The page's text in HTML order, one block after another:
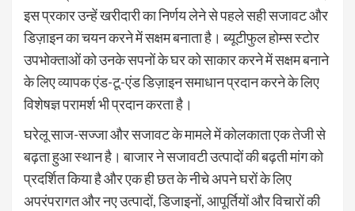
इस प्रकार उन्हें खरीदारी का निर्णय लेने से पहले सही सजावट और
डिज़ाइन का चयन करने में सक्षम बनाता है। ब्यूटीफुल होम्स स्टोर
उपभोक्ताओं को उनके सपनों के घर को साकार करने में सक्षम बनाने
के लिए व्यापक एंड-टू-एंड डिज़ाइन समाधान प्रदान करने के लिए
विशेषज्ञ परामर्श भी प्रदान करता है।
घरेलू साज-सज्जा और सजावट के मामले में कोलकाता एक तेजी से
बढ़ता हुआ स्थान है। बाजार ने सजावटी उत्पादों की बढ़ती मांग को
प्रदर्शित किया है और एक ही छत के नीचे अपने घरों के लिए
अपरंपरागत और नए उत्पादों, डिजाइनों, आपूर्तियों और विचारों की